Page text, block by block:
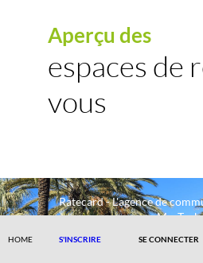
Aperçu des
espaces de
vous
Ratecard - L'agence de
MarTech
Contact
HOME S'INSCRIRE SE CONNECTER